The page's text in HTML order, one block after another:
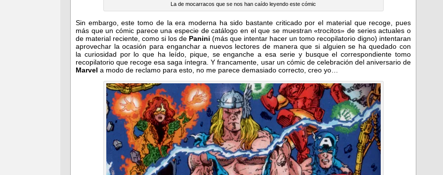
La de mocarracos que se nos han caído leyendo este cómic
Sin embargo, este tomo de la era moderna ha sido bastante criticado por el material que recoge, pues
más que un cómic parece una especie de catálogo en el que se muestran «trocitos» de series actuales o
de material reciente, como si los de Panini (más que intentar hacer un tomo recopilatorio digno) intentaran
aprovechar la ocasión para enganchar a nuevos lectores de manera que si alguien se ha quedado con
la curiosidad por lo que ha leído, pique, se enganche a esa serie y busque el correspondiente tomo
recopilatorio que recoge esa saga íntegra. Y francamente, usar un cómic de celebración del aniversario de
Marvel a modo de reclamo para esto, no me parece demasiado correcto, creo yo…